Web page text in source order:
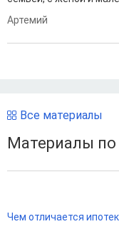
Артемий
Все материалы
Материалы по
Чем отличается